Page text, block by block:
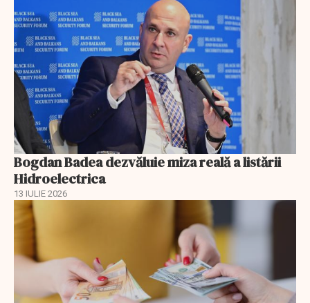
Bogdan Badea dezvăluie miza reală a listării
Hidroelectrica
13 IULIE 2026